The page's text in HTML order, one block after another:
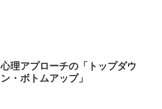
心理アプローチの「トップダウ
ン・ボトムアップ」